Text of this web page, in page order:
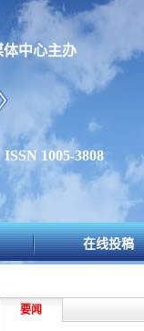
中心主办
1005-3808
在线投稿
要闻